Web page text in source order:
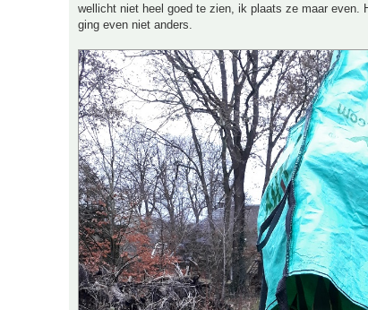
wellicht niet heel goed te zien, ik plaats ze maar even.
ging even niet anders.